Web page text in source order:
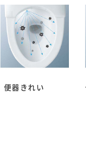
便器きれい セ